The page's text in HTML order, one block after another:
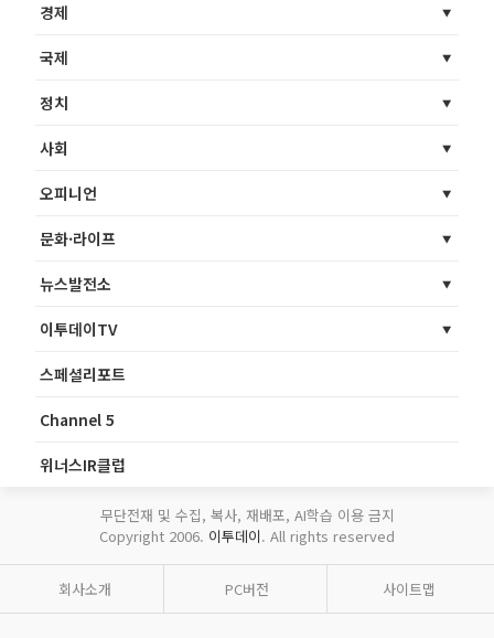
경제
국제
정치
사회
오피니언
문화·라이프
뉴스발전소
이투데이TV
스페셜리포트
Channel 5
위너스IR클럽
무단전재 및 수집, 복사, 재배포, AI학습 이용 금지
Copyright 2006. 이투데이. All rights reserved
회사소개 PC버전 사이트맵